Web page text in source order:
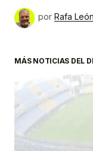
por Rafa León
MÁS NOTICIAS DEL